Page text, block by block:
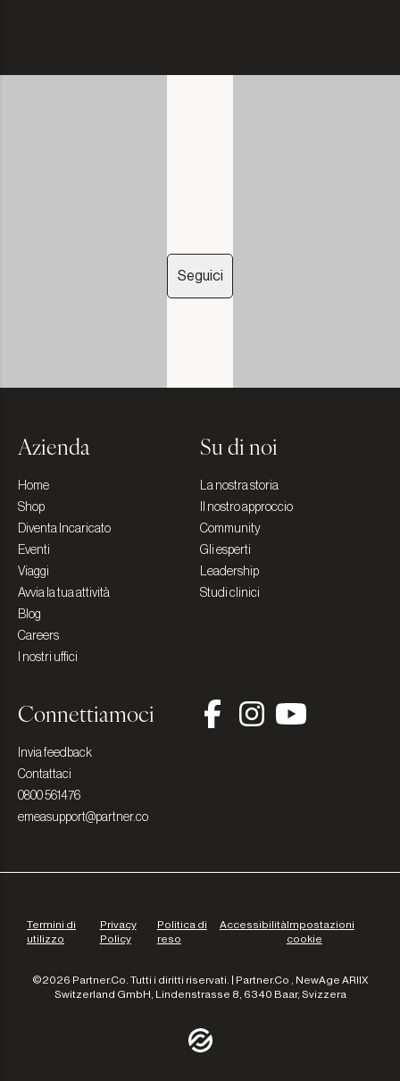
Seguici
Azienda
Home
Shop
Diventa Incaricato
Eventi
Viaggi
Avvia la tua attività
Blog
Careers
I nostri uffici
Su di noi
La nostra storia
Il nostro approccio
Community
Gli esperti
Leadership
Studi clinici
Connettiamoci
Invia feedback
Contattaci
0800 561476
emeasupport@partner.co
Termini di
utilizzo
Privacy
Policy
Politica di
reso
AccessibilitàImpostazioni
cookie
©2026 Partner.Co. Tutti i diritti riservati. | Partner.Co , NewAge ARIIX
Switzerland GmbH, Lindenstrasse 8, 6340 Baar, Svizzera